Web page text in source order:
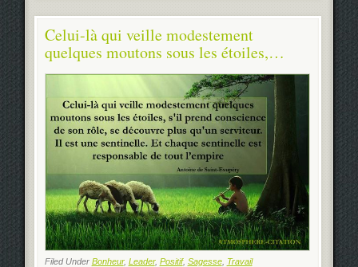
Celui-là qui veille modestement
quelques moutons sous les étoiles,…
Filed Under Bonheur, Leader, Positif, Sagesse, Travail